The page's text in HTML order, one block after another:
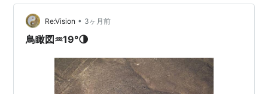
トを、初心者の方でもわかりやすく解説していきます。
難しい知識は必要ありません。気軽に読み進めながら、
ナスカの地上絵の“本当の姿”を知っていきまし…
Re:Vision • 3ヶ月前
鳥瞰図♒19°🌗